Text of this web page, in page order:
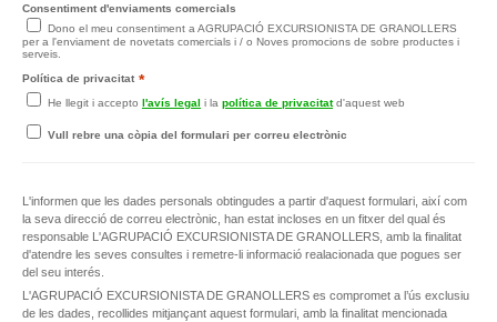
Consentiment d'enviaments comercials
Dono el meu consentiment a AGRUPACIÓ EXCURSIONISTA DE GRANOLLERS
per a l'enviament de novetats comercials i / o Noves promocions de sobre productes i
serveis.
Política de privacitat *
He llegit i accepto l'avís legal i la política de privacitatd'aquest web
Vull rebre una còpia del formulari per correu electrònic
L'informen que les dades personals obtingudes a partir d'aquest formulari, així com
la seva direcció de correu electrònic, han estat incloses en un fitxer del qual és
responsable L'AGRUPACIÓ EXCURSIONISTA DE GRANOLLERS, amb la finalitat
d'atendre les seves consultes i remetre-li informació realacionada que pogues ser
del seu interés.
L'AGRUPACIÓ EXCURSIONISTA DE GRANOLLERS es compromet a l’ús exclusiu
de les dades, recollides mitjançant aquest formulari, amb la finalitat mencionada